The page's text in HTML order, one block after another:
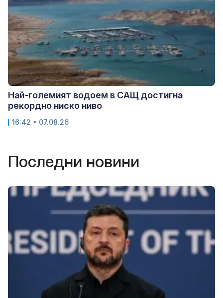
Най-големият водоем в САЩ достигна
рекордно ниско ниво
16:42 • 07.08.26
Последни новини